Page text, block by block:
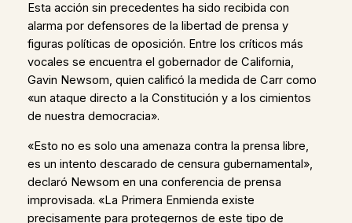
Esta acción sin precedentes ha sido recibida con
alarma por defensores de la libertad de prensa y
figuras políticas de oposición. Entre los críticos más
vocales se encuentra el gobernador de California,
Gavin Newsom, quien calificó la medida de Carr como
«un ataque directo a la Constitución y a los cimientos
de nuestra democracia».
«Esto no es solo una amenaza contra la prensa libre,
es un intento descarado de censura gubernamental»,
declaró Newsom en una conferencia de prensa
improvisada. «La Primera Enmienda existe
precisamente para protegernos de este tipo de